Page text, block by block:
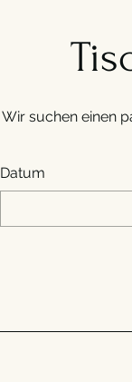
Wir suchen einen
Datum